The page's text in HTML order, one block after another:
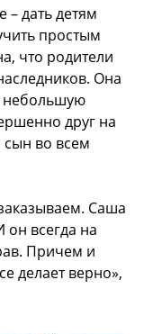
– дать детям
простым
что родители
Она
небольшую
друг на
во всем
Саша
всегда на
Причем и
делает верно»,